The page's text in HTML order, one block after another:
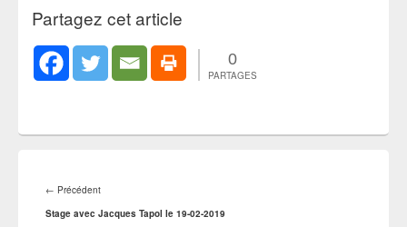
Partagez cet article
0
PARTAGES
de
l’article
← PrécédentArticle
précédent :
Stage avec Jacques Tapol le 19-02-2019